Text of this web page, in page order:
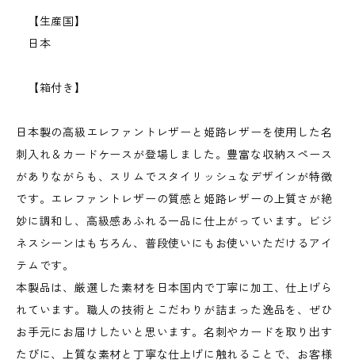
【生産国】
日本
【箱付き】
日本製の高級エレファントレザーと姫路レザーを使用した名
刺入れ＆カードケースが登場しました。豊富な収納スペース
がありながらも、スリムでスタイリッシュなデザインが特徴
です。エレファントレザーの質感と姫路レザーの上質さが絶
妙に調和し、高級感あふれる一品に仕上がっています。ビジ
ネスシーンはもちろん、普段使いにもお使いいただけるアイ
テムです。
本製品は、厳選した素材を日本国内で丁寧に加工、仕上げら
れています。職人の技術とこだわりが詰まった逸品を、ぜひ
お手元にお届けしたいと思います。名刺やカードを取り出す
たびに、上質な素材と丁寧な仕上げに触れることで、お客様